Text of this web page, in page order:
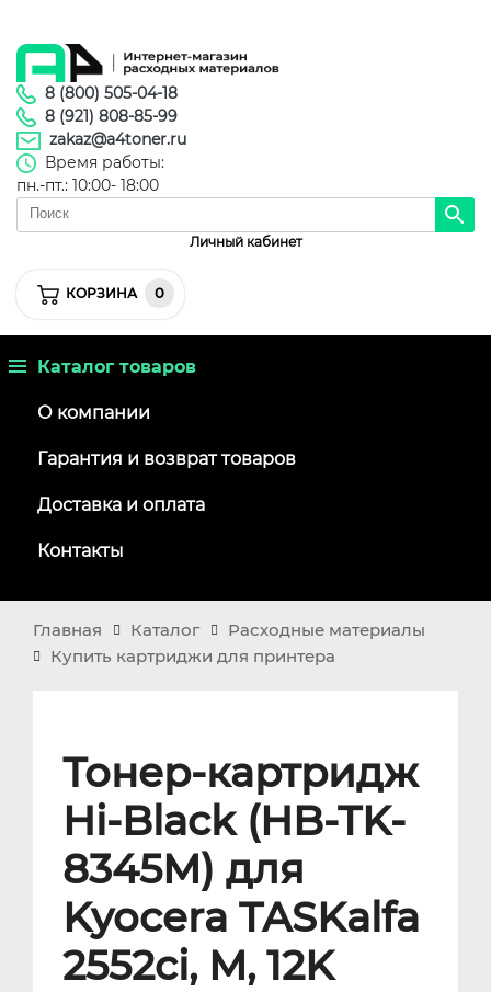
8 (800) 505-04-18
8 (921) 808-85-99
zakaz@a4toner.ru
Время работы:
пн.-пт.: 10:00- 18:00
Личный кабинет
КОРЗИНА 0
Каталог товаров
О компании
Гарантия и возврат товаров
Доставка и оплата
Контакты
Главная Каталог
Расходные материалы
Купить картриджи для принтера
Тонер-картридж
Hi-Black (HB-TK-
8345M) для
Kyocera TASKalfa
2552ci, M, 12K